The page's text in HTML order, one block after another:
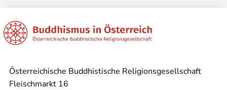
Österreichische Buddhistische Religionsgesellschaft
Fleischmarkt 16